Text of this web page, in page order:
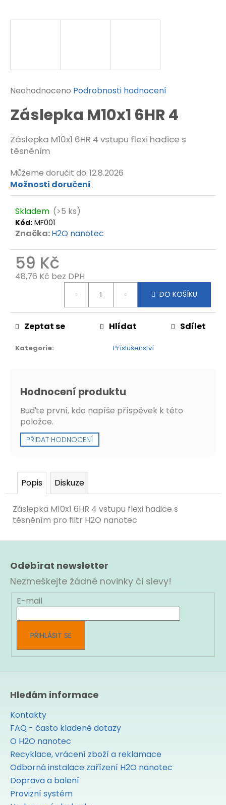
Průměrné
produktu
je
0,0
z
5
hvězdiček.
Neohodnoceno Podrobnosti hodnocení
Záslepka M10x1 6HR 4
Záslepka M10x1 6HR 4 vstupu flexi hadice s
těsněním
Můžeme doručit do:12.8.2026
Možnosti doručení
Skladem (>5 ks)
Kód: MF001
Značka:H2O nanotec
59 Kč
48,76 Kč bez DPH
DO KOŠÍKU
Kategorie: Příslušenství
Zeptat se Hlídat Sdílet
Hodnocení produktu
Buďte první, kdo napíše příspěvek k této
položce.
PŘIDAT HODNOCENÍ
Popis Diskuze
Záslepka M10x1 6HR 4 vstupu flexi hadice s
těsněním pro filtr H2O nanotec
?
D
o
o
r
u
č
u
j
e
m
e
Odebírat newsletter
Nezmeškejte žádné novinky či slevy!
E-mail
PŘIHLÁSIT SE
Hledám informace
Kontakty
FAQ - často kladené dotazy
O H2O nanotec
Recyklace, vrácení zboží a reklamace
Odborná instalace zařízení H2O nanotec
Doprava a balení
Provizní systém